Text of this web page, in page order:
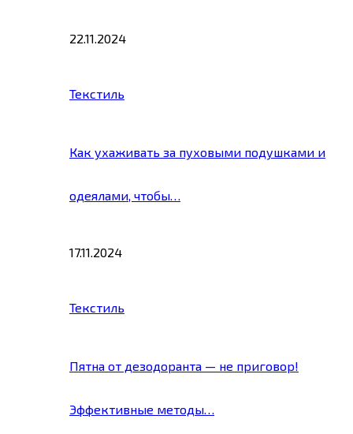
22.11.2024
Текстиль
Как ухаживать за пуховыми подушками и
одеялами, чтобы…
17.11.2024
Текстиль
Пятна от дезодоранта — не приговор!
Эффективные методы…